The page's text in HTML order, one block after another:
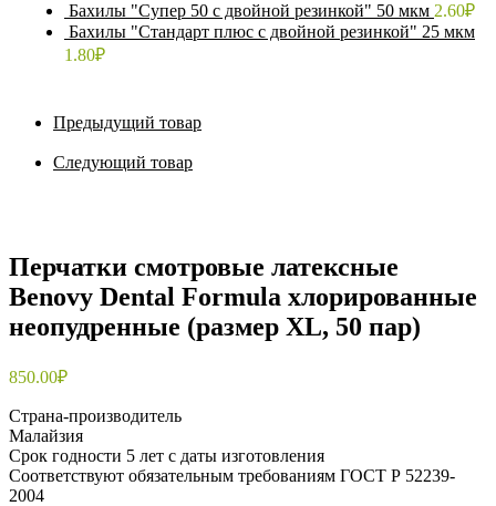
Бахилы "Супер 50 с двойной резинкой" 50 мкм 2.60₽
Бахилы "Стандарт плюс с двойной резинкой" 25 мкм
1.80₽
Предыдущий товар
Следующий товар
Перчатки смотровые латексные
Benovy Dental Formula хлорированные
неопудренные (размер XL, 50 пар)
850.00₽
Страна-производитель
Малайзия
Срок годности 5 лет с даты изготовления
Соответствуют обязательным требованиям ГОСТ Р 52239-
2004